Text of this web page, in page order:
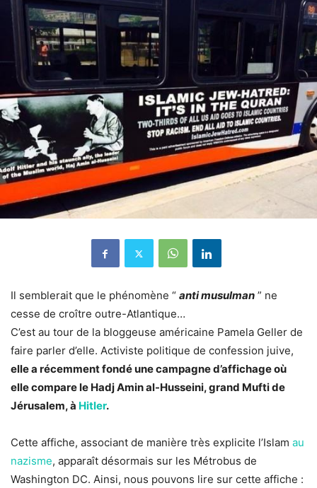
Il semblerait que le phénomène “ anti musulman ” ne
cesse de croître outre-Atlantique…
C’est au tour de la bloggeuse américaine Pamela Geller de
faire parler d’elle. Activiste politique de confession juive,
elle a récemment fondé une campagne d’affichage où
elle compare le Hadj Amin al-Husseini, grand Mufti de
Jérusalem, à Hitler.
Cette affiche, associant de manière très explicite l’Islam au
nazisme, apparaît désormais sur les Métrobus de
Washington DC. Ainsi, nous pouvons lire sur cette affiche :